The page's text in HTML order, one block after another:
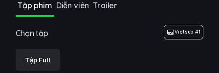
Tập phim Diễn viên Trailer
Chọn tập Vietsub #1
Tập Full